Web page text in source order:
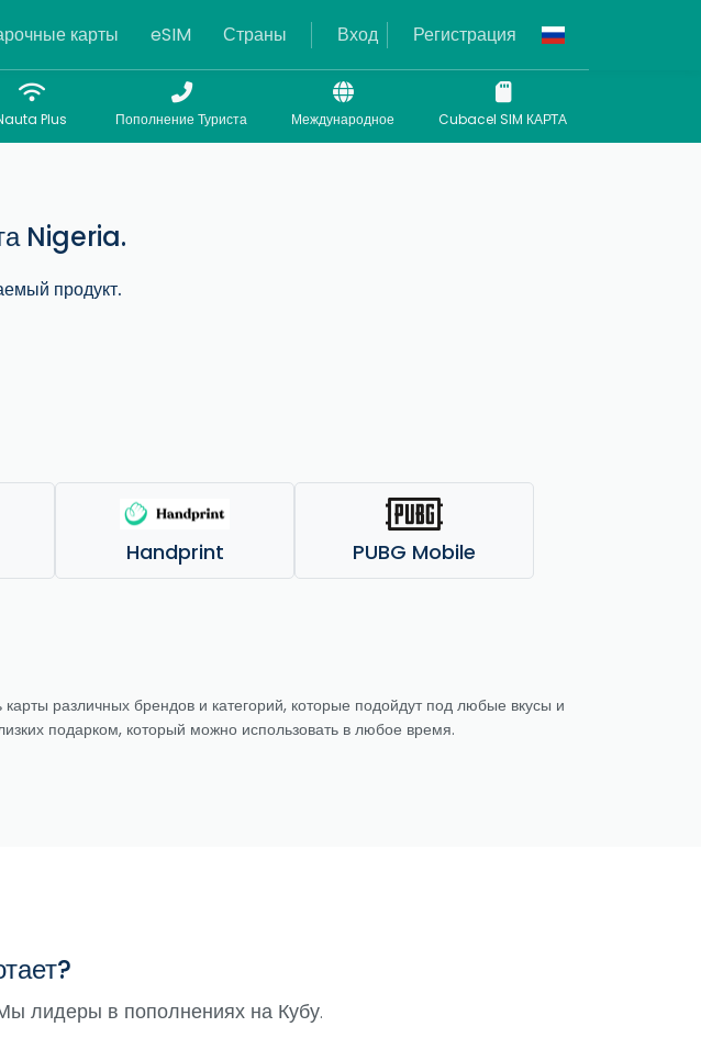
карты eSIM Страны Вход Регистрация
Plus Пополнение Туриста Международное Cubacel SIM КАРТА
Nigeria.
продукт.
Handprint PUBG Mobile
различных брендов и категорий, которые подойдут под любые вкусы и
подарком, который можно использовать в любое время.
лидеры в пополнениях на Кубу.